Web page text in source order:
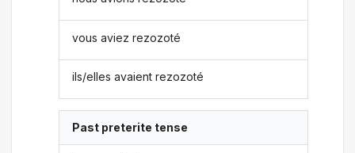
vous aviez rezozoté
ils/elles avaient rezozoté
Past preterite tense